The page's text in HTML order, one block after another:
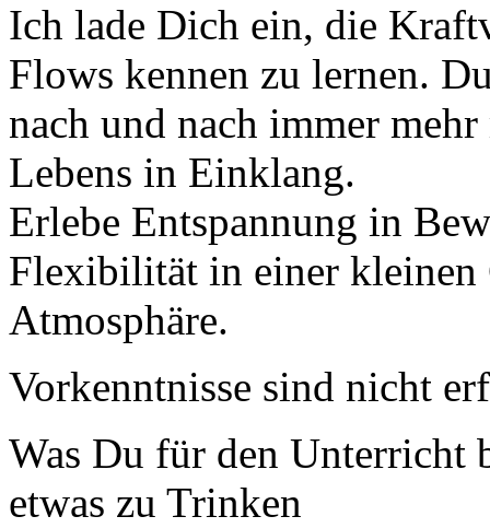
Ich lade Dich ein, die
Flows kennen zu lernen.
nach und nach immer
Lebens in Einklang.
Erlebe Entspannung in
Flexibilität in einer kleinen
Atmosphäre.
Vorkenntnisse sind nicht
Was Du für den Unterricht
etwas zu Trinken